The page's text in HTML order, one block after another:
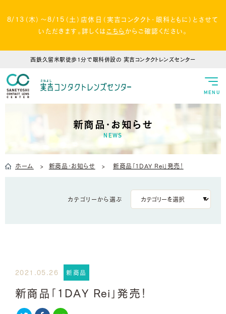
8/13（木）～8/15（土）店休日（実吉コンタクト・眼科ともに）とさせて
いただきます。詳しくは こちら からご確認ください。
西鉄久留米駅徒歩1分で眼科併設の 実吉コンタクトレンズセンター
MENU
新商品・お知らせ
NEWS
ホーム 新商品・お知らせ 新商品「1DAY Rei」発売！
カテゴリーから選ぶ
2021.05.26 新商品
新商品「1DAY Rei」発売！